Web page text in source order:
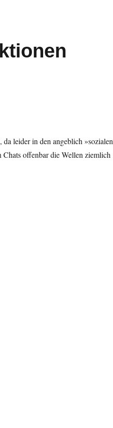
leider in den angeblich »sozialen
offenbar die Wellen ziemlich
03-14“